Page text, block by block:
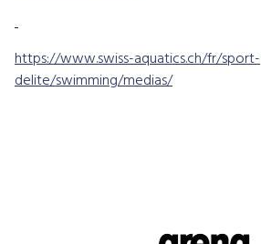
https://www.swiss-aquatics.ch/fr/sport-
delite/swimming/medias/